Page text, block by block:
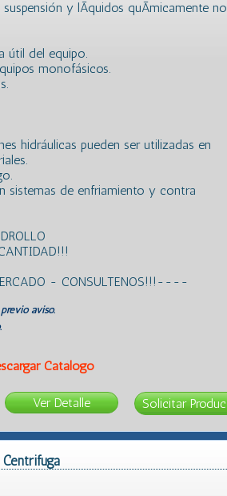
y lÃ­quidos quÃ­micamente no
útil del equipo.
monofásicos.
hidráulicas pueden ser utilizadas en
sistemas de enfriamiento y contra
- CONSULTENOS!!!----
aviso.
Catálogo
Ver Detalle